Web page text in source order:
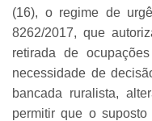
(16), o regime de
8262/2017, que
retirada de
necessidade de
bancada ruralista,
permitir que o